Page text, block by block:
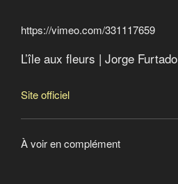
https://vimeo.com/331117659
L’île aux fleurs | Jorge Furtado
Site officiel
À voir en complément